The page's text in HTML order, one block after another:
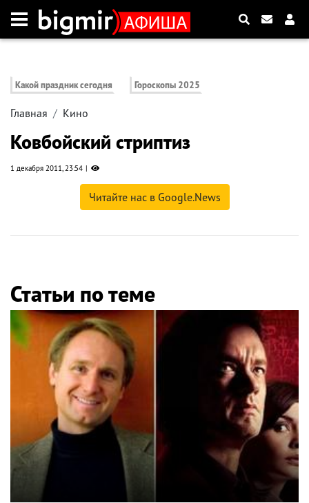
Какой праздник сегодня Гороскопы 2025
Главная Кино
Ковбойский стриптиз
1 декабря 2011, 23:54
Читайте нас в Google.News
Статьи по теме